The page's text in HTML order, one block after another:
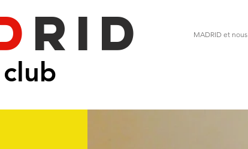
rid MADRID et nous